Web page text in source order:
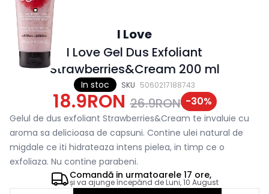
In stoc SKU 5060217188743
I Love
I Love Gel Dus Exfoliant
Strawberries&Cream 200 ml
18.9RON 26.9RON -30%
Gelul de dus exfoliant Strawberries&Cream te invaluie cu
aroma sa delicioasa de capsuni. Contine ulei natural de
migdale ce iti hidrateaza intens pielea, in timp ce o
exfoliaza. Nu contine parabeni.
Comandă in urmatoarele 17 ore,
și va ajunge începând deLuni, 10 August